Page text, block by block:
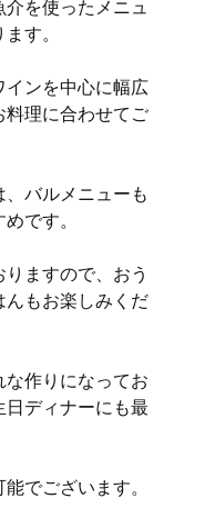
を使ったメニュ
す。
インを中心に幅広
料理に合わせてご
バルメニューも
です。
ますので、おう
んもお楽しみくだ
作りになってお
日ディナーにも最
でございます。